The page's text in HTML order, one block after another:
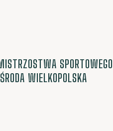
SPORTOWEGO
WIELKOPOLSKA